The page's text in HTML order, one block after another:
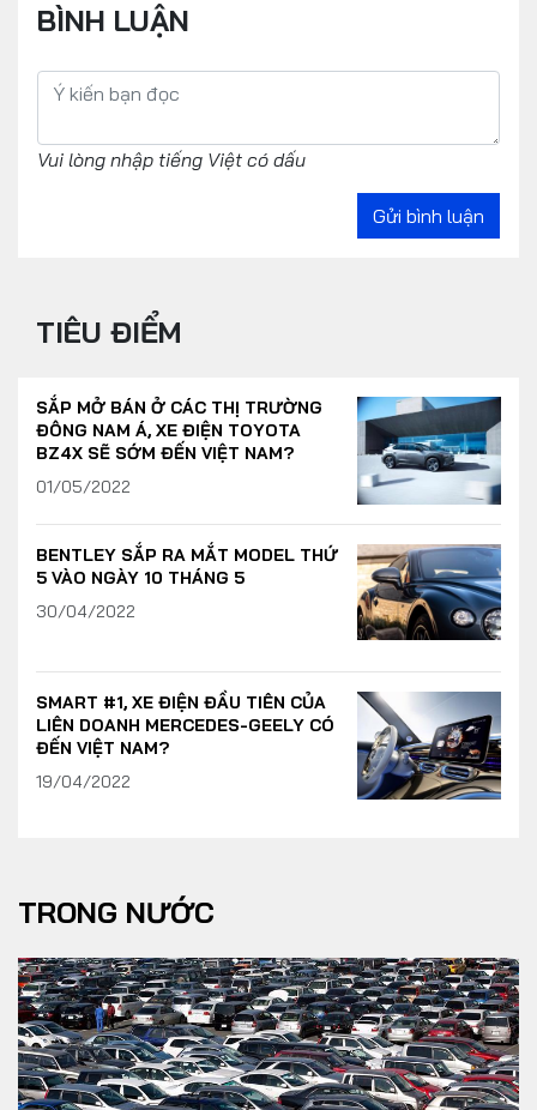
BÌNH LUẬN
Vui lòng nhập tiếng Việt có dấu
Gửi bình luận
TIÊU ĐIỂM
SẮP MỞ BÁN Ở CÁC THỊ TRƯỜNG
ĐÔNG NAM Á, XE ĐIỆN TOYOTA
BZ4X SẼ SỚM ĐẾN VIỆT NAM?
01/05/2022
BENTLEY SẮP RA MẮT MODEL THỨ
5 VÀO NGÀY 10 THÁNG 5
30/04/2022
SMART #1, XE ĐIỆN ĐẦU TIÊN CỦA
LIÊN DOANH MERCEDES-GEELY CÓ
ĐẾN VIỆT NAM?
19/04/2022
TRONG NƯỚC